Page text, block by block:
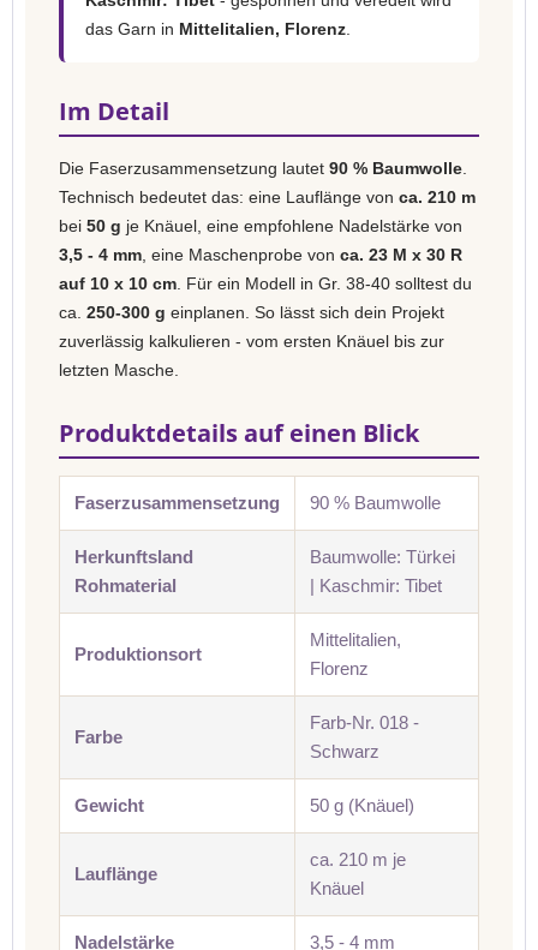
das Garn in Mittelitalien, Florenz
Im Detail
Die Faserzusammensetzung lautet 90 % Baumwolle
Technisch bedeutet das: eine Lauflänge von ca. 210 m
bei 50 g je Knäuel, eine empfohlene Nadelstärke von
3,5 - 4 mm , eine Maschenprobe von ca. 23 M x 30 R
auf 10 x 10 cm . Für ein Modell in Gr. 38-40 solltest du
ca. 250-300 g einplanen. So lässt sich dein Projekt
zuverlässig kalkulieren - vom ersten Knäuel bis zur
letzten Masche.
Produktdetails auf einen Blick
Faserzusammensetzung 90 % Baumwolle
Herkunftsland
Rohmaterial
Baumwolle: Türkei
| Kaschmir: Tibet
Produktionsort
Mittelitalien,
Florenz
Farbe
Farb-Nr. 018 -
Schwarz
Gewicht 50 g (Knäuel)
Lauflänge
ca. 210 m je
Knäuel
Nadelstärke 3,5 - 4 mm